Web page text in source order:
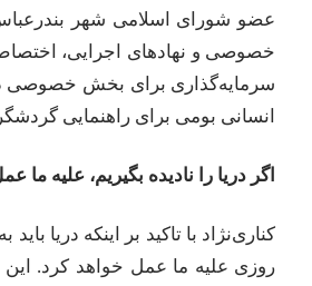
عضو شورای اسلامی شهر
خصوصی و نهادهای اجرایی،
سرمایه‌گذاری برای بخش خصوصی در
انسانی بومی برای راهنمایی
اگر دریا را نادیده بگیریم، علیه ما
کناری‌نژاد با تاکید بر اینکه دریا
روزی علیه ما عمل خواهد کرد.